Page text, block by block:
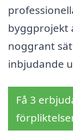
byggprojekt
noggrant
inbjudande
Få 3